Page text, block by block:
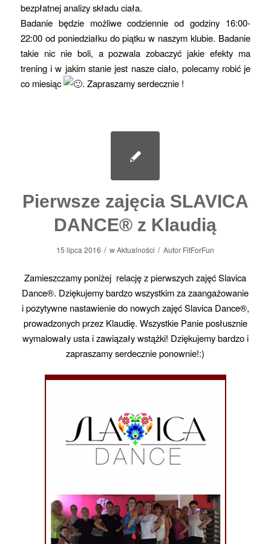
bezpłatnej analizy składu ciała.
Badanie będzie możliwe codziennie od godziny 16:00-
22:00 od poniedziałku do piątku w naszym klubie. Badanie
takie nic nie boli, a pozwala zobaczyć jakie efekty ma
trening i w jakim stanie jest nasze ciało, polecamy robić je
co miesiąc
. Zapraszamy serdecznie !
Pierwsze zajęcia SLAVICA
DANCE® z Klaudią
15 lipca 2016 / wAktualności / Autor FitForFun
Zamieszczamy poniżej relację z pierwszych zajęć Slavica
Dance®. Dziękujemy bardzo wszystkim za zaangażowanie
i pozytywne nastawienie do nowych zajęć Slavica Dance®,
prowadzonych przez Klaudię. Wszystkie Panie posłusznie
wymalowały usta i zawiązały wstążki! Dziękujemy bardzo i
zapraszamy serdecznie ponownie!:)